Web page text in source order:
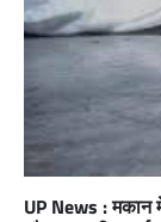
UP News : मकान